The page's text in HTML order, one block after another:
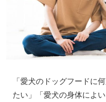
「愛犬のドッグフードに
たい」「愛犬の身体によ